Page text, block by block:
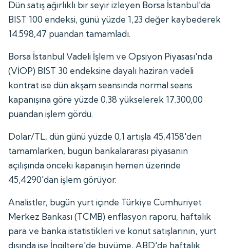
Dün satış ağırlıklı bir seyir izleyen Borsa İstanbul'da
BIST 100 endeksi, günü yüzde 1,23 değer kaybederek
14.598,47 puandan tamamladı.
Borsa İstanbul Vadeli İşlem ve Opsiyon Piyasası'nda
(VİOP) BIST 30 endeksine dayalı haziran vadeli
kontrat ise dün akşam seansında normal seans
kapanışına göre yüzde 0,38 yükselerek 17.300,00
puandan işlem gördü.
Dolar/TL, dün günü yüzde 0,1 artışla 45,4158'den
tamamlarken, bugün bankalararası piyasanın
açılışında önceki kapanışın hemen üzerinde
45,4290'dan işlem görüyor.
Analistler, bugün yurt içinde Türkiye Cumhuriyet
Merkez Bankası (TCMB) enflasyon raporu, haftalık
para ve banka istatistikleri ve konut satışlarının, yurt
dışında ise İngiltere'de büyüme, ABD'de haftalık